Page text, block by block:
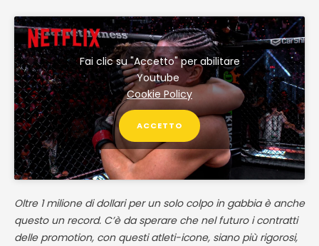
Fai clic su "Accetto" per abilitare
Youtube
Cookie Policy
ACCETTO
Oltre 1 milione di dollari per un solo colpo in gabbia è anche
questo un record. C’è da sperare che nel futuro i contratti
delle promotion, con questi atleti-icone, siano più rigorosi,